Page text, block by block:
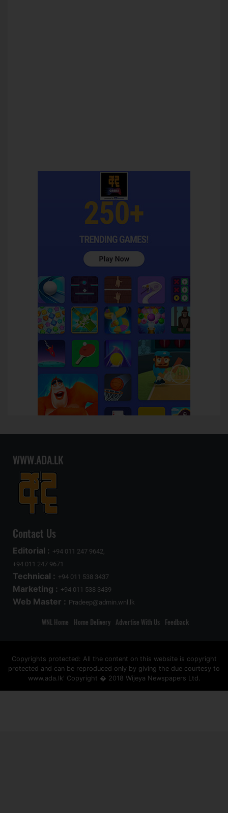
WWW.ADA.LK
Contact Us
Editorial : +94 011 247 9642,
+94 011 247 9671
Technical : +94 011 538 3437
Marketing : +94 011 538 3439
Web Master : Pradeep@admin.wnl.lk
WNL Home Home Delivery Advertise With Us Feedback
Copyrights protected: All the content on this website is copyright
protected and can be reproduced only by giving the due courtesy to
www.ada.lk' Copyright � 2018 Wijeya Newspapers Ltd.